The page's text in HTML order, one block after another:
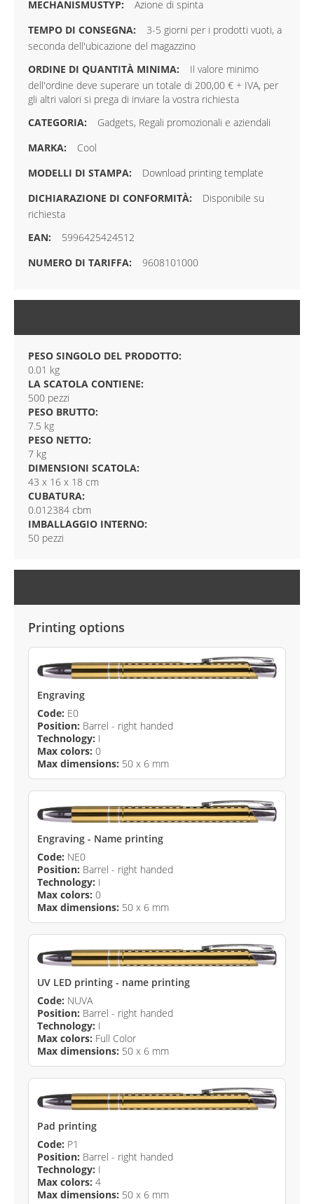
Azione di spinta
3-5 giorni per i prodotti vuoti, a
seconda dell'ubicazione del magazzino
Il valore minimo
dell'ordine deve superare un totale di 200,00 € + IVA, per
gli altri valori si prega di inviare la vostra richiesta
Gadgets, Regali promozionali e aziendali
Cool
Download printing template
Disponibile su
richiesta
5996425424512
9608101000
PESO SINGOLO DEL PRODOTTO:
0.01 kg
LA SCATOLA CONTIENE:
500 pezzi
PESO BRUTTO:
7.5 kg
PESO NETTO:
7 kg
DIMENSIONI SCATOLA:
43 x 16 x 18 cm
CUBATURA:
0.012384 cbm
IMBALLAGGIO INTERNO:
50 pezzi
Printing options
Engraving
Code: E0
Position: Barrel - right handed
Technology: I
Max colors: 0
Max dimensions: 50 x 6 mm
Engraving - Name printing
Code: NE0
Position: Barrel - right handed
Technology: I
Max colors: 0
Max dimensions: 50 x 6 mm
UV LED printing - name printing
Code: NUVA
Position: Barrel - right handed
Technology: I
Max colors: Full Color
Max dimensions: 50 x 6 mm
Pad printing
Code: P1
Position: Barrel - right handed
Technology: I
Max colors: 4
Max dimensions: 50 x 6 mm